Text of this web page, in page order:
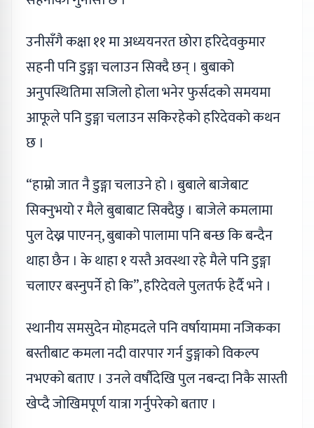
उनीसँगै कक्षा ११ मा अध्ययनरत छोरा हरिदेवकुमार
सहनी पनि डुङ्गा चलाउन सिक्दै छन् । बुबाको
अनुपस्थितिमा सजिलो होला भनेर फुर्सदको समयमा
आफूले पनि डुङ्गा चलाउन सकिरहेको हरिदेवको कथन
छ ।
“हाम्रो जात नै डुङ्गा चलाउने हो । बुबाले बाजेबाट
सिक्नुभयो र मैले बुबाबाट सिक्दैछु । बाजेले कमलामा
पुल देख्न पाएनन्, बुबाको पालामा पनि बन्छ कि बन्दैन
थाहा छैन । के थाहा १ यस्तै अवस्था रहे मैले पनि डुङ्गा
चलाएर बस्नुपर्ने हो कि”, हरिदेवले पुलतर्फ हेर्दै भने ।
स्थानीय समसुदेन मोहमदले पनि वर्षायाममा नजिकका
बस्तीबाट कमला नदी वारपार गर्न डुङ्गाको विकल्प
नभएको बताए । उनले वर्षौदेखि पुल नबन्दा निकै सास्ती
खेप्दै जोखिमपूर्ण यात्रा गर्नुपरेको बताए ।